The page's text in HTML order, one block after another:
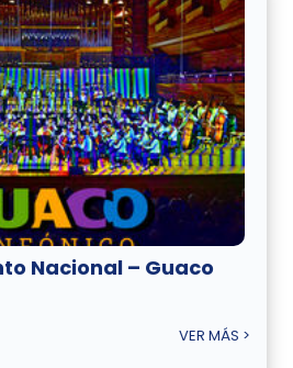
Nacional – Guaco
VER MÁS >